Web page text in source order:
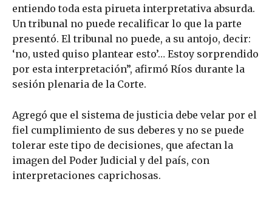
entiendo toda esta pirueta interpretativa absurda.
Un tribunal no puede recalificar lo que la parte
presentó. El tribunal no puede, a su antojo, decir:
‘no, usted quiso plantear esto’… Estoy sorprendido
por esta interpretación”, afirmó Ríos durante la
sesión plenaria de la Corte.
Agregó que el sistema de justicia debe velar por el
fiel cumplimiento de sus deberes y no se puede
tolerar este tipo de decisiones, que afectan la
imagen del Poder Judicial y del país, con
interpretaciones caprichosas.